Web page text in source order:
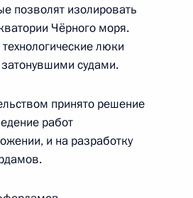
позволят изолировать
Чёрного моря.
люки
судами.
принято решение
работ
и на разработку